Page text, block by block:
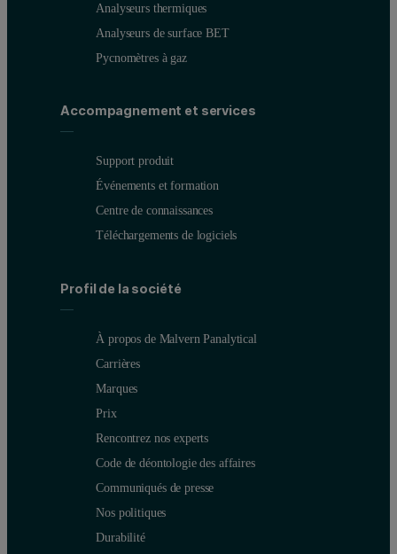
Figure 3. A schematic illustration showing
Figure 4. Schematic illustration showing all of the available
Analyseurs thermiques
Analyseurs de surface BET
Pycnomètres à gaz
Accompagnement et services
Support produit
Événements et formation
Centre de connaissances
Téléchargements de logiciels
Profil de la société
À propos de Malvern Panalytical
Carrières
Marques
Prix
Rencontrez nos experts
Code de déontologie des affaires
Communiqués de presse
Nos politiques
Durabilité